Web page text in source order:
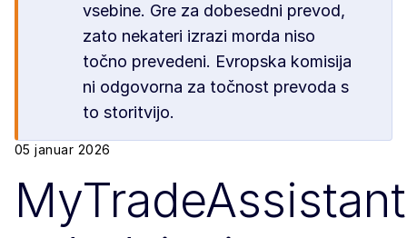
vsebine. Gre za dobesedni prevod,
zato nekateri izrazi morda niso
točno prevedeni. Evropska komisija
ni odgovorna za točnost prevoda s
to storitvijo.
05 januar 2026
MyTradeAssistant